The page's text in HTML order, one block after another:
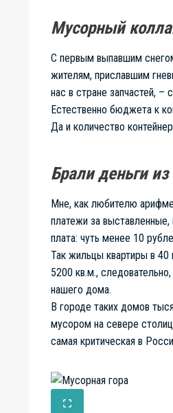
Мусорный
С первым выпавшим
жителям, приславшим
нас в стране запчастей,
Естественно бюджета к
Да и количество
Брали деньги
Мне, как любителю
платежи за
плата: чуть менее 10
Так жильцы квартиры в
5200 кв.м., следовательно,
нашего дома.
В городе таких домов
мусором на севере
самая критическая в